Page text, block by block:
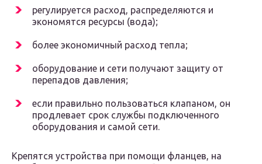
регулируется расход, распределяются и
экономятся ресурсы (вода);
более экономичный расход тепла;
оборудование и сети получают защиту от
перепадов давления;
если правильно пользоваться клапаном, он
продлевает срок службы подключенного
оборудования и самой сети.
Крепятся устройства при помощи фланцев, на